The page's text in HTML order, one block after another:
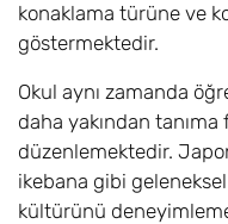
konaklama türüne ve
göstermektedir.
Okul aynı zamanda
daha yakından
düzenlemektedir.
ikebana gibi
kültürünü